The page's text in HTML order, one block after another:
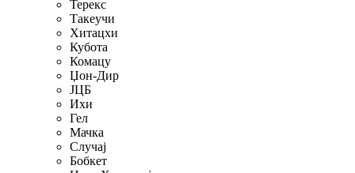
Терекс
Такеучи
Хитацхи
Кубота
Комацу
Џон-Дир
ЈЦБ
Ихи
Гел
Мачка
Случај
Бобкет